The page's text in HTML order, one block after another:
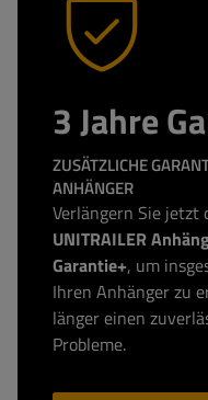
3 Jahre
ZUSÄTZLICHE
ANHÄNGER
Verlängern Sie jetzt
UNITRAILER
Garantie+, um
Ihren Anhänger zu
länger einen
Probleme.